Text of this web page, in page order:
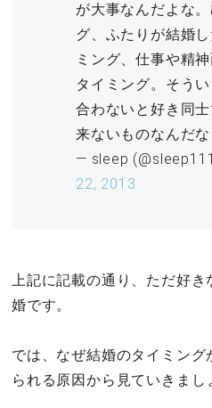
が大事なんだよな
グ、ふたりが結婚
ミング、仕事や精
タイミング。そう
合わないと好き同
来ないものなんだな
— sleep
22, 2013
上記に記載の通り、ただ好
婚です。
では、なぜ結婚のタイミング
られる原因から見ていきまし